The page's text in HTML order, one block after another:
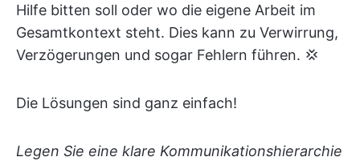
Hilfe bitten soll oder wo die eigene Arbeit im
Gesamtkontext steht. Dies kann zu Verwirrung,
Verzögerungen und sogar Fehlern führen. 💢
Die Lösungen sind ganz einfach!
Legen Sie eine klare Kommunikationshierarchie